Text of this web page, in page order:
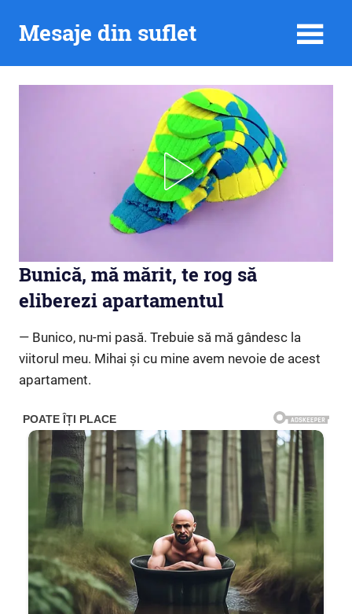
Mesaje din suflet
Bunică, mă mărit, te rog să
eliberezi apartamentul
— Bunico, nu-mi pasă. Trebuie să mă gândesc la
viitorul meu. Mihai și cu mine avem nevoie de acest
apartament.